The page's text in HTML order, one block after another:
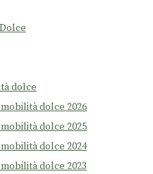
dolce
dolce 2026
dolce 2025
dolce 2024
dolce 2023